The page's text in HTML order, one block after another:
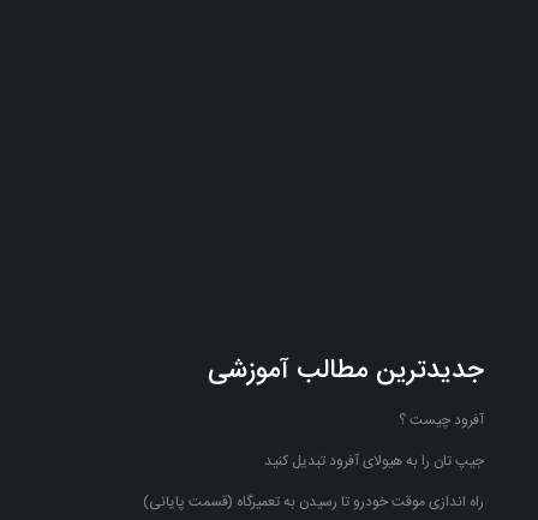
جدیدترین مطالب آموزشی
آفرود چیست ؟
جیپ تان را به هیولای آفرود تبدیل کنید
راه اندازی موقت خودرو تا رسیدن به تعمیرگاه (قسمت پایانی)